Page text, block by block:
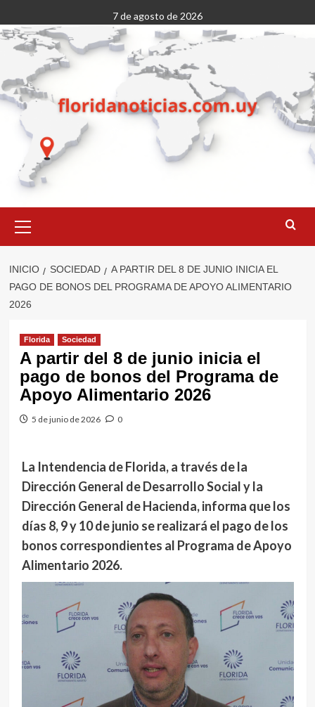
al
contenido
7 de agosto de 2026
primario
INICIO SOCIEDAD
A PARTIR DEL 8 DE JUNIO INICIA EL
PAGO DE BONOS DEL PROGRAMA DE APOYO ALIMENTARIO
2026
Florida Sociedad
A partir del 8 de junio inicia el
pago de bonos del Programa de
Apoyo Alimentario 2026
5 de junio de 2026 0
La Intendencia de Florida, a través de la
Dirección General de Desarrollo Social y la
Dirección General de Hacienda, informa que los
días 8, 9 y 10 de junio se realizará el pago de los
bonos correspondientes al Programa de Apoyo
Alimentario 2026.